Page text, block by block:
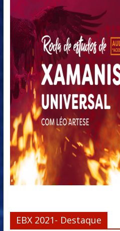
EBX 2021- Destaque